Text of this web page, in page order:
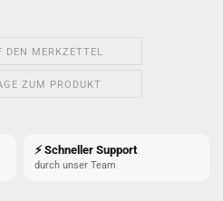
DEN MERKZETTEL
ZUM PRODUKT
⚡ Schneller Support
durch unser Team